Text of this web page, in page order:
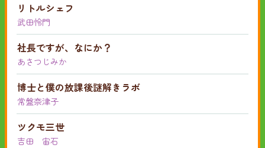
リトルシェフ
武田怜門
社長ですが、なにか？
あさつじみか
博士と僕の放課後謎解きラボ
常盤奈津子
ツクモ三世
吉田 宙石